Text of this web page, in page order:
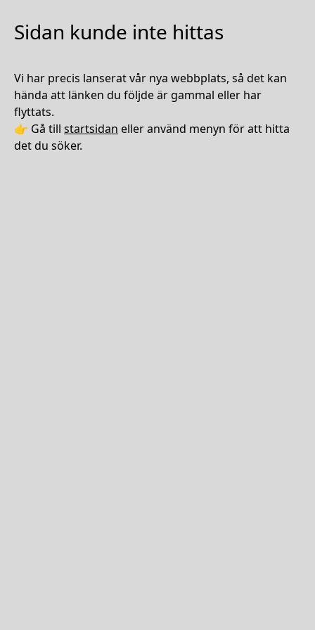
Sidan kunde inte hittas
Vi har precis lanserat vår nya webbplats, så det kan
hända att länken du följde är gammal eller har
flyttats.
👉 Gå till startsidan eller använd menyn för att hitta
det du söker.